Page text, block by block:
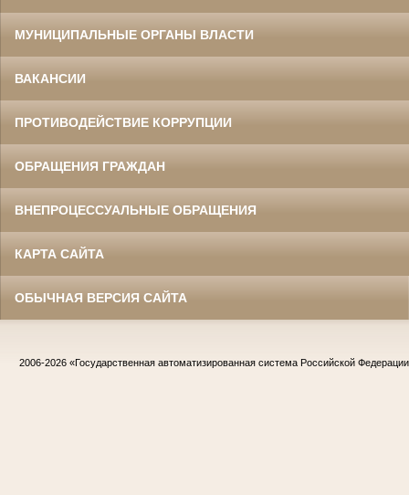
МУНИЦИПАЛЬНЫЕ ОРГАНЫ ВЛАСТИ
ВАКАНСИИ
ПРОТИВОДЕЙСТВИЕ КОРРУПЦИИ
ОБРАЩЕНИЯ ГРАЖДАН
ВНЕПРОЦЕССУАЛЬНЫЕ ОБРАЩЕНИЯ
КАРТА САЙТА
ОБЫЧНАЯ ВЕРСИЯ САЙТА
2006-2026 «Государственная автоматизированная система Российской